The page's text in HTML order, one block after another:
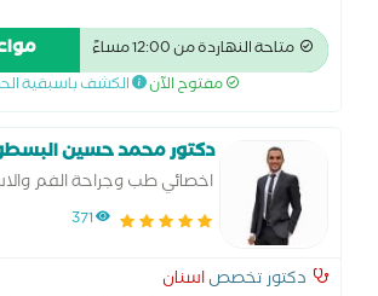
متاحة النهاردة من 12:00 مساءً
مفتوح الآن الكشف باسبقية
دكتور محمد حسين
اخصائي طب وجراحة الفم
371
دكتور تخصصاسنان